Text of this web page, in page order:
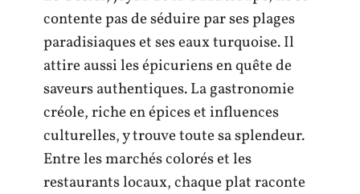
contente pas de séduire par ses plages
paradisiaques et ses eaux turquoise. Il
attire aussi les épicuriens en quête de
saveurs authentiques. La gastronomie
créole, riche en épices et influences
culturelles, y trouve toute sa splendeur.
Entre les marchés colorés et les
restaurants locaux, chaque plat raconte